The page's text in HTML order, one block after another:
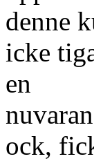
denne
icke
en
ock,